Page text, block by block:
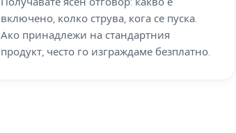
включено, колко струва, кога се пуска.
Ако принадлежи на стандартния
продукт, често го изграждаме безплатно.